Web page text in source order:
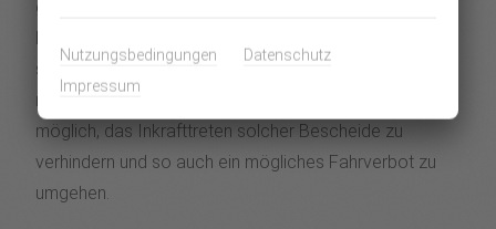
guter Rat muss nicht teuer sein, Wir können Ihnen
helfen. Auch bei einem Rotlichtverstoß kommt es nicht
selten vor, dass Bußgeldbescheide inhaltlich
mangelhaft oder gar falsch sind. Deshalb ist es
möglich, das Inkrafttreten solcher Bescheide zu
verhindern und so auch ein mögliches Fahrverbot zu
umgehen.
Nutzungsbedingungen
Datenschutz
Impressum